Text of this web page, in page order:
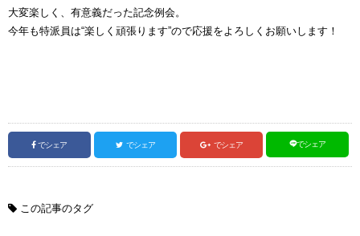
大変楽しく、有意義だった記念例会。
今年も特派員は“楽しく頑張ります”ので応援をよろしくお願いします！
でシェア でシェア でシェア でシェア
この記事のタグ